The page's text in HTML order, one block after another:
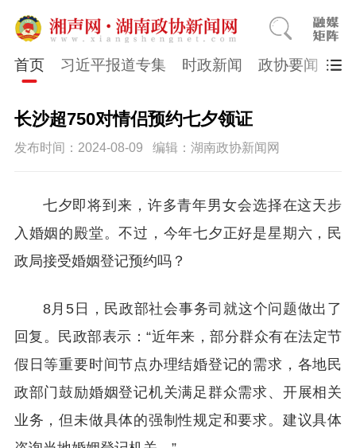
首页 习近平报道专集 时政新闻 政协要闻 市
长沙超750对情侣预约七夕领证
发布时间：2024-08-09 编辑：湖南政协新闻网
七夕即将到来，许多青年男女会选择在这天步
入婚姻的殿堂。不过，今年七夕正好是星期六，民
政局接受婚姻登记预约吗？
8月5日，民政部社会事务司就这个问题做出了
回复。民政部表示：“近年来，部分群众有在法定节
假日等重要时间节点办理结婚登记的需求，各地民
政部门鼓励婚姻登记机关满足群众需求、开展相关
业务，但未做具体的强制性规定和要求。建议具体